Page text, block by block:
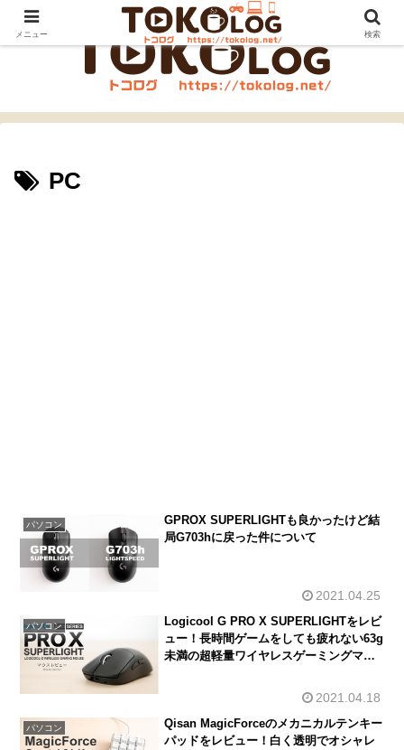
PC
パソコン
GPROX SUPERLIGHTも良かったけど結
局G703hに戻った件について
2021.04.25
パソコン
Logicool G PRO X SUPERLIGHTをレビ
ュー！長時間ゲームをしても疲れない63g
未満の超軽量ワイヤレスゲーミングマウ
2021.04.18
パソコン
Qisan MagicForceのメカニカルテンキー
パッドをレビュー！白く透明でオシャレ
メニュー 検索